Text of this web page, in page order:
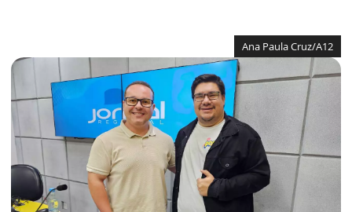
Ana Paula Cruz/A12